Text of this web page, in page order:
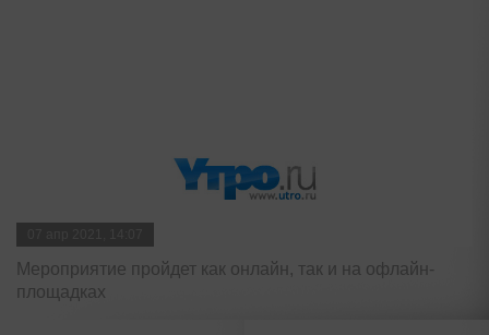
Мероприятие пройдет как онлайн, так и на офлайн-
площадках